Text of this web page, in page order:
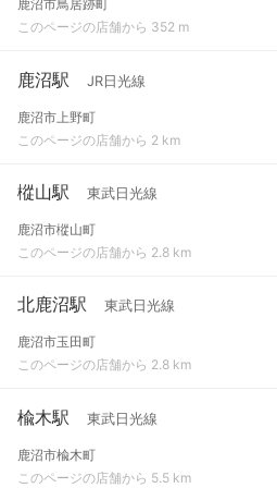
鹿沼市鳥居跡町
このページの店舗から 352 m
鹿沼駅 JR日光線
鹿沼市上野町
このページの店舗から 2 km
樅山駅 東武日光線
鹿沼市樅山町
このページの店舗から 2.8 km
北鹿沼駅 東武日光線
鹿沼市玉田町
このページの店舗から 2.8 km
楡木駅 東武日光線
鹿沼市楡木町
このページの店舗から 5.5 km